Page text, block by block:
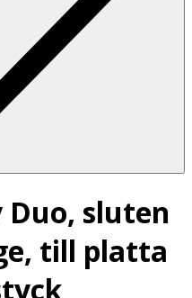
sluten
till platta